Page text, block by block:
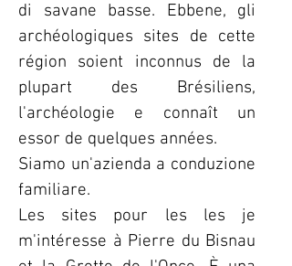
di savane basse. Ebbene, gli
archéologiques sites de cette
région soient inconnus de la
plupart des Brésiliens,
l'archéologie e connaît un
essor de quelques années.
Siamo un'azienda a conduzione
familiare.
Les sites pour les les je
m'intéresse à Pierre du Bisnau